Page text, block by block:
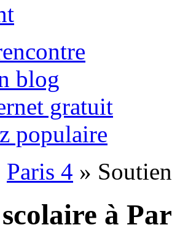
blog
gratuit
populaire
Paris 4 »
à